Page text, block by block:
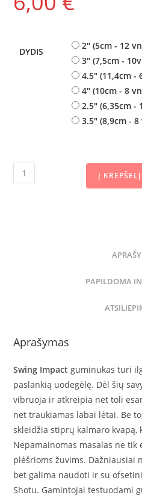
DYDIS
2" (5cm - 12
3" (7,5cm -
4.5" (11,4cm -
4" (10cm - 8
2.5" (6,35cm -
3.5" (8,9cm -
Į KREPŠELĮ
PAPILDOMA
Aprašymas
Swing Impact guminukas turi
paslankią uodegėlę. Dėl šių
vibruoja ir atkreipia net toli
net traukiamas labai lėtai. Be
skleidžia stiprų kalmaro kvapą,
Nepamainomas masalas ne tik
plėšrioms žuvims. Dažniausiai
bet galima naudoti ir su
Shotu. Gamintojai testuodami